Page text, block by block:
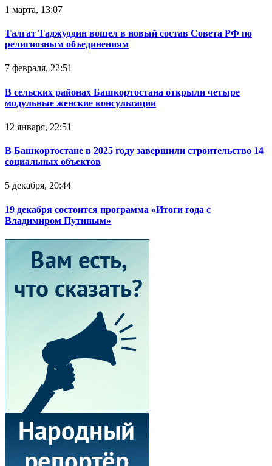
1 марта, 13:07
Талгат Таджуддин вошел в новый состав Совета РФ по
религиозным объединениям
7 февраля, 22:51
В сельских районах Башкортостана открыли четыре
модульные женские консультации
12 января, 22:51
В Башкортостане в 2025 году завершили строительство 14
социальных объектов
5 декабря, 20:44
19 декабря состоится программа «Итоги года с
Владимиром Путиным»